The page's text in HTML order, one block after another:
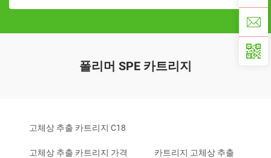
폴리머 SPE 카트리지
고체상 추출 카트리지 C18
고체상 추출 카트리지 가격 카트리지 고체상 추출